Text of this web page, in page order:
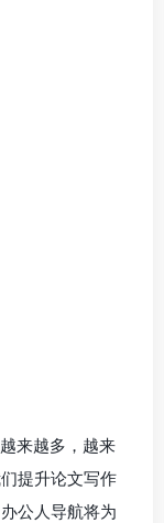
来越多，越来
提升论文写作
公人导航将为